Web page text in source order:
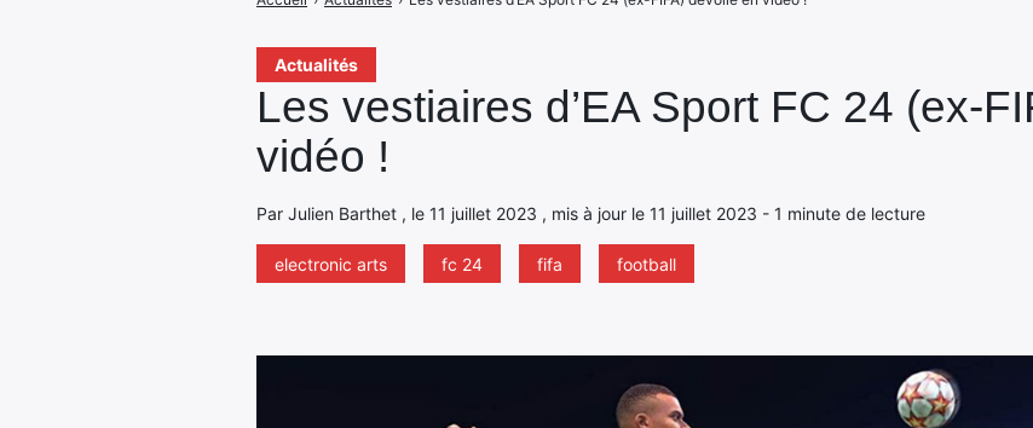
Actualités
Les vestiaires d’EA Sport FC 24 (ex-
vidéo !
Par Julien Barthet , le 11 juillet 2023 , mis à jour le 11 juillet 2023 - 1 minute de lecture
electronic arts fc 24 fifa football